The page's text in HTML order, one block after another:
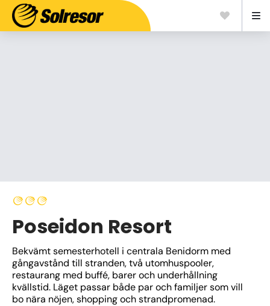
Poseidon Resort
Bekvämt semesterhotell i centrala Benidorm med
gångavstånd till stranden, två utomhuspooler,
restaurang med buffé, barer och underhållning
kvällstid. Läget passar både par och familjer som vill
bo nära nöjen, shopping och strandpromenad.